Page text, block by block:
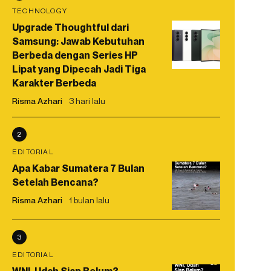
TECHNOLOGY
Upgrade Thoughtful dari
Samsung: Jawab Kebutuhan
Berbeda dengan Series HP
Lipat yang Dipecah Jadi Tiga
Karakter Berbeda
Risma Azhari 3 hari lalu
2
EDITORIAL
Apa Kabar Sumatera 7 Bulan
Setelah Bencana?
Risma Azhari 1 bulan lalu
3
EDITORIAL